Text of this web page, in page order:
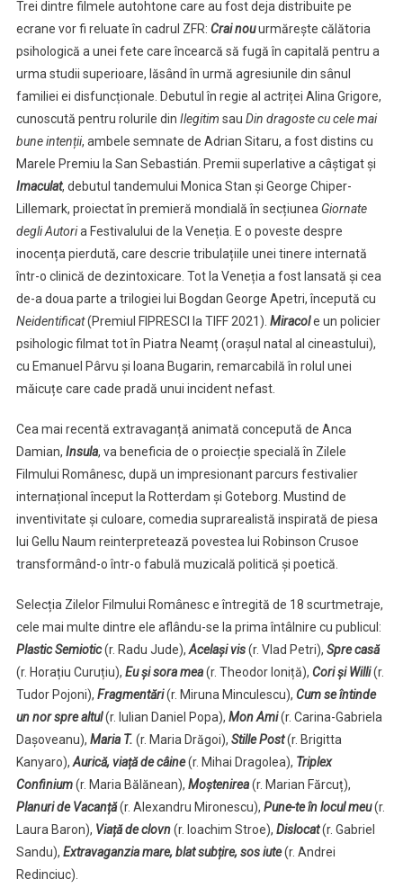
Trei dintre filmele autohtone care au fost deja distribuite pe
ecrane vor fi reluate în cadrul ZFR: Crai nouurmărește călătoria
psihologică a unei fete care încearcă să fugă în capitală pentru a
urma studii superioare, lăsând în urmă agresiunile din sânul
familiei ei disfuncționale. Debutul în regie al actriței Alina Grigore,
cunoscută pentru rolurile din Ilegitim sau Din dragoste cu cele mai
bune intenții, ambele semnate de Adrian Sitaru, a fost distins cu
Marele Premiu la San Sebastián. Premii superlative a câștigat și
Imaculat, debutul tandemului Monica Stan și George Chiper-
Lillemark, proiectat în premieră mondială în secțiunea Giornate
degli Autoria Festivalului de la Veneția. E o poveste despre
inocența pierdută, care descrie tribulațiile unei tinere internată
într-o clinică de dezintoxicare. Tot la Veneția a fost lansată și cea
de-a doua parte a trilogiei lui Bogdan George Apetri, începută cu
Neidentificat(Premiul FIPRESCI la TIFF 2021). Miracole un policier
psihologic filmat tot în Piatra Neamț (orașul natal al cineastului),
cu Emanuel Pârvu și Ioana Bugarin, remarcabilă în rolul unei
măicuțe care cade pradă unui incident nefast.
Cea mai recentă extravaganță animată concepută de Anca
Damian, Insula, va beneficia de o proiecție specială în Zilele
Filmului Românesc, după un impresionant parcurs festivalier
internațional început la Rotterdam și Goteborg. Mustind de
inventivitate și culoare, comedia suprarealistă inspirată de piesa
lui Gellu Naum reinterpretează povestea lui Robinson Crusoe
transformând-o într-o fabulă muzicală politică și poetică.
Selecția Zilelor Filmului Românesc e întregită de 18 scurtmetraje,
cele mai multe dintre ele aflându-se la prima întâlnire cu publicul:
Plastic Semiotic(r. Radu Jude),Același vis(r. Vlad Petri), Spre casă
(r. Horațiu Curuțiu), Eu și sora mea(r. Theodor Ioniță), Cori și Willi(r.
Tudor Pojoni), Fragmentări(r. Miruna Minculescu), Cum se întinde
un nor spre altul(r. Iulian Daniel Popa), Mon Ami(r. Carina-Gabriela
Dașoveanu), Maria T. (r. Maria Drăgoi), Stille Post(r. Brigitta
Kanyaro),Aurică, viață de câine(r. Mihai Dragolea), Triplex
Confinium(r. Maria Bălănean), Moștenirea(r. Marian Fărcuț),
Planuri de Vacanță(r. Alexandru Mironescu), Pune-te în locul meu(r.
Laura Baron), Viață de clovn(r. Ioachim Stroe), Dislocat(r. Gabriel
Sandu), Extravaganzia mare, blat subțire, sos iute(r. Andrei
Redinciuc).